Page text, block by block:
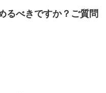
るべきですか？ご質問